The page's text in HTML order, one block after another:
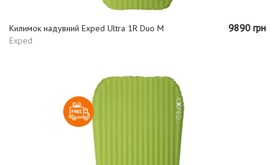
Килимок надувний Exped Ultra 1R Duo M
Exped
9890 грн